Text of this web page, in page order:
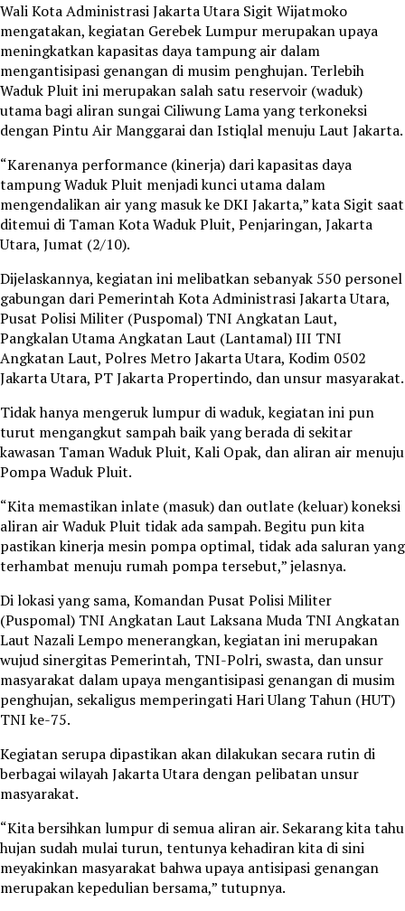
Wali Kota Administrasi Jakarta Utara Sigit Wijatmoko
mengatakan, kegiatan Gerebek Lumpur merupakan upaya
meningkatkan kapasitas daya tampung air dalam
mengantisipasi genangan di musim penghujan. Terlebih
Waduk Pluit ini merupakan salah satu reservoir (waduk)
utama bagi aliran sungai Ciliwung Lama yang terkoneksi
dengan Pintu Air Manggarai dan Istiqlal menuju Laut Jakarta.
“Karenanya performance (kinerja) dari kapasitas daya
tampung Waduk Pluit menjadi kunci utama dalam
mengendalikan air yang masuk ke DKI Jakarta,” kata Sigit saat
ditemui di Taman Kota Waduk Pluit, Penjaringan, Jakarta
Utara, Jumat (2/10).
Dijelaskannya, kegiatan ini melibatkan sebanyak 550 personel
gabungan dari Pemerintah Kota Administrasi Jakarta Utara,
Pusat Polisi Militer (Puspomal) TNI Angkatan Laut,
Pangkalan Utama Angkatan Laut (Lantamal) III TNI
Angkatan Laut, Polres Metro Jakarta Utara, Kodim 0502
Jakarta Utara, PT Jakarta Propertindo, dan unsur masyarakat.
Tidak hanya mengeruk lumpur di waduk, kegiatan ini pun
turut mengangkut sampah baik yang berada di sekitar
kawasan Taman Waduk Pluit, Kali Opak, dan aliran air menuju
Pompa Waduk Pluit.
“Kita memastikan inlate (masuk) dan outlate (keluar) koneksi
aliran air Waduk Pluit tidak ada sampah. Begitu pun kita
pastikan kinerja mesin pompa optimal, tidak ada saluran yang
terhambat menuju rumah pompa tersebut,” jelasnya.
Di lokasi yang sama, Komandan Pusat Polisi Militer
(Puspomal) TNI Angkatan Laut Laksana Muda TNI Angkatan
Laut Nazali Lempo menerangkan, kegiatan ini merupakan
wujud sinergitas Pemerintah, TNI-Polri, swasta, dan unsur
masyarakat dalam upaya mengantisipasi genangan di musim
penghujan, sekaligus memperingati Hari Ulang Tahun (HUT)
TNI ke-75.
Kegiatan serupa dipastikan akan dilakukan secara rutin di
berbagai wilayah Jakarta Utara dengan pelibatan unsur
masyarakat.
“Kita bersihkan lumpur di semua aliran air. Sekarang kita tahu
hujan sudah mulai turun, tentunya kehadiran kita di sini
meyakinkan masyarakat bahwa upaya antisipasi genangan
merupakan kepedulian bersama,” tutupnya.